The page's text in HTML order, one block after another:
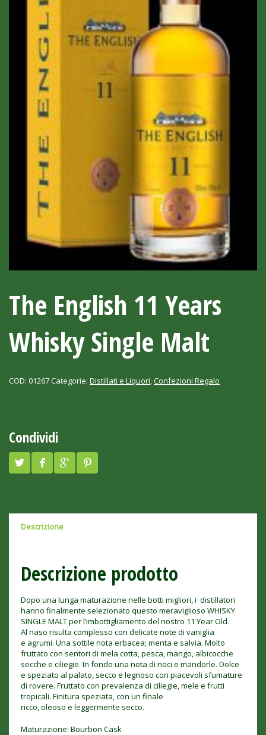
The English 11 Years
Whisky Single Malt
COD: 01267Categorie: Distillati e Liquori,Confezioni Regalo
Condividi
Descrizione
Descrizione prodotto
Dopo una lunga maturazione nelle botti migliori, i distillatori
hanno finalmente selezionato questo meraviglioso WHISKY
SINGLE MALT per l’imbottigliamento del nostro 11 Year Old.
Al naso risulta complesso con delicate note di vaniglia
e agrumi. Una sottile nota erbacea; menta e salvia. Molto
fruttato con sentori di mela cotta, pesca, mango, albicocche
secche e ciliegie. In fondo una nota di noci e mandorle. Dolce
e speziato al palato, secco e legnoso con piacevoli sfumature
di rovere. Fruttato con prevalenza di ciliegie, mele e frutti
tropicali. Finitura speziata, con un finale
ricco, oleoso e leggermente secco.
Maturazione: Bourbon Cask